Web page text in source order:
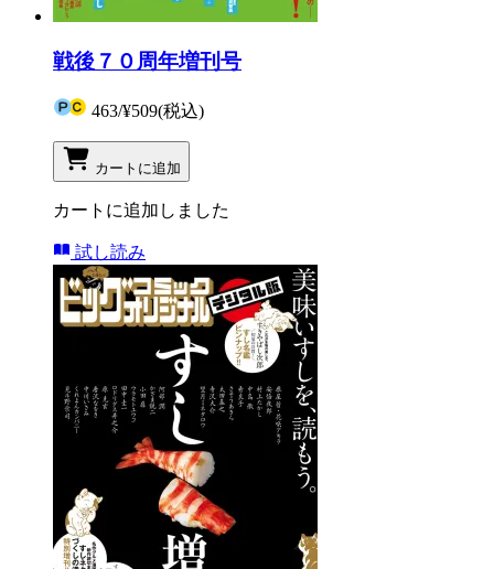
戦後７０周年増刊号
463/¥509(税込)
カートに追加
カートに追加しました
試し読み